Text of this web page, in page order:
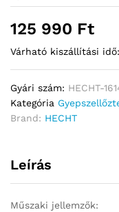
125 990 Ft
Várható kiszállítási idő:
Gyári szám: HECHT-
Kategória
Brand: HECHT
Leírás
Műszaki jellemzők: